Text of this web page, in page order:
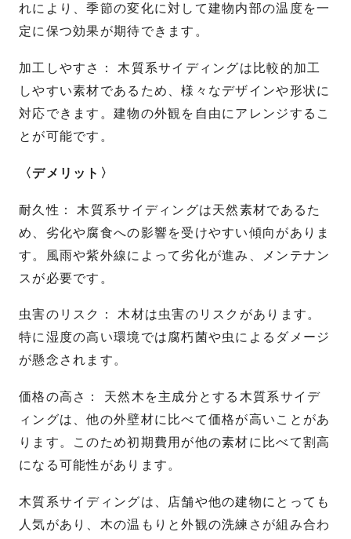
れにより、季節の変化に対して建物内部の温度を一
定に保つ効果が期待できます。
加工しやすさ： 木質系サイディングは比較的加工
しやすい素材であるため、様々なデザインや形状に
対応できます。建物の外観を自由にアレンジするこ
とが可能です。
〈デメリット〉
耐久性： 木質系サイディングは天然素材であるた
め、劣化や腐食への影響を受けやすい傾向がありま
す。風雨や紫外線によって劣化が進み、メンテナン
スが必要です。
虫害のリスク： 木材は虫害のリスクがあります。
特に湿度の高い環境では腐朽菌や虫によるダメージ
が懸念されます。
価格の高さ： 天然木を主成分とする木質系サイデ
ィングは、他の外壁材に比べて価格が高いことがあ
ります。このため初期費用が他の素材に比べて割高
になる可能性があります。
木質系サイディングは、店舗や他の建物にとっても
人気があり、木の温もりと外観の洗練さが組み合わ